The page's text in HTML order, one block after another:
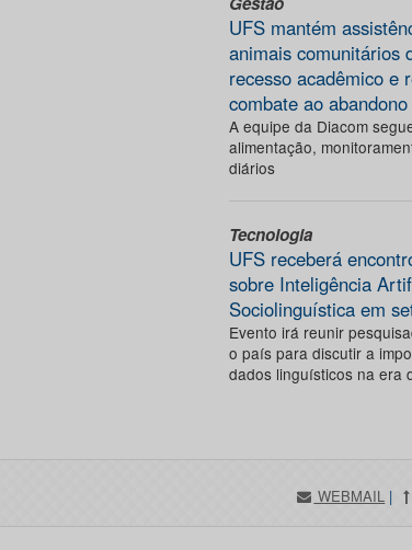
UFS mantém
animais comunitários
recesso acadêmico e
combate ao abandono
A equipe da Diacom
alimentação,
diários
Tecnologia
UFS receberá
sobre Inteligência
Sociolinguística em
Evento irá reunir
o país para discutir a
dados linguísticos na era
WEBMAIL |